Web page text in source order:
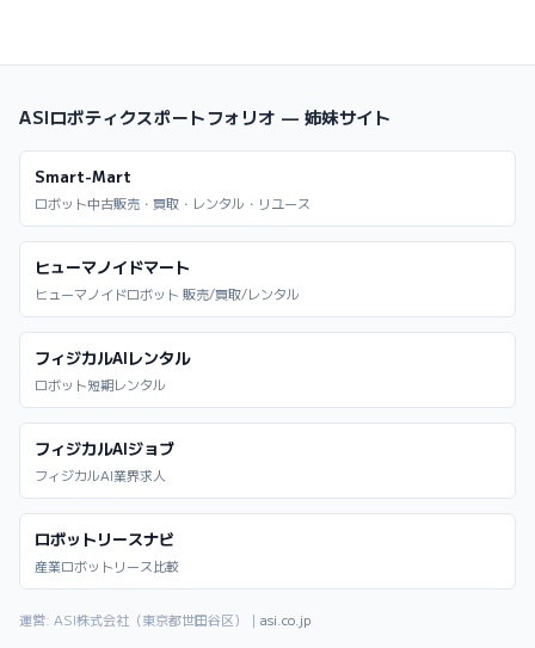
ASIロボティクスポートフォリオ — 姉妹サイト
Smart-Mart
ロボット中古販売・買取・レンタル・リユース
ヒューマノイドマート
ヒューマノイドロボット 販売/買取/レンタル
フィジカルAIレンタル
ロボット短期レンタル
フィジカルAIジョブ
フィジカルAI業界求人
ロボットリースナビ
産業ロボットリース比較
運営: ASI株式会社（東京都世田谷区）｜ asi.co.jp